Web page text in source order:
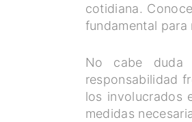
cotidiana.
fundamental para
No cabe duda
responsabilidad
los involucrados
medidas